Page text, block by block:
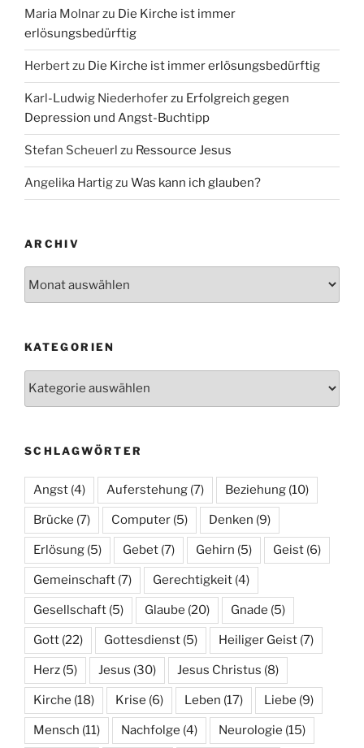
Maria Molnarzu Die Kirche ist immer
erlösungsbedürftig
Herbertzu Die Kirche ist immer erlösungsbedürftig
Karl-Ludwig Niederhoferzu Erfolgreich gegen
Depression und Angst-Buchtipp
Stefan Scheuerl zu Ressource Jesus
Angelika Hartigzu Was kann ich glauben?
ARCHIV
KATEGORIEN
SCHLAGWÖRTER
Angst (4) Auferstehung (7) Beziehung (10)
Brücke (7) Computer (5) Denken (9)
Erlösung (5) Gebet (7) Gehirn (5) Geist (6)
Gemeinschaft (7) Gerechtigkeit (4)
Gesellschaft (5) Glaube (20) Gnade (5)
Gott (22) Gottesdienst (5) Heiliger Geist (7)
Herz (5) Jesus (30) Jesus Christus (8)
Kirche (18) Krise (6) Leben (17) Liebe (9)
Mensch (11) Nachfolge (4) Neurologie (15)